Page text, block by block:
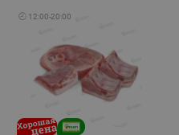
🕘 12:00-20:00